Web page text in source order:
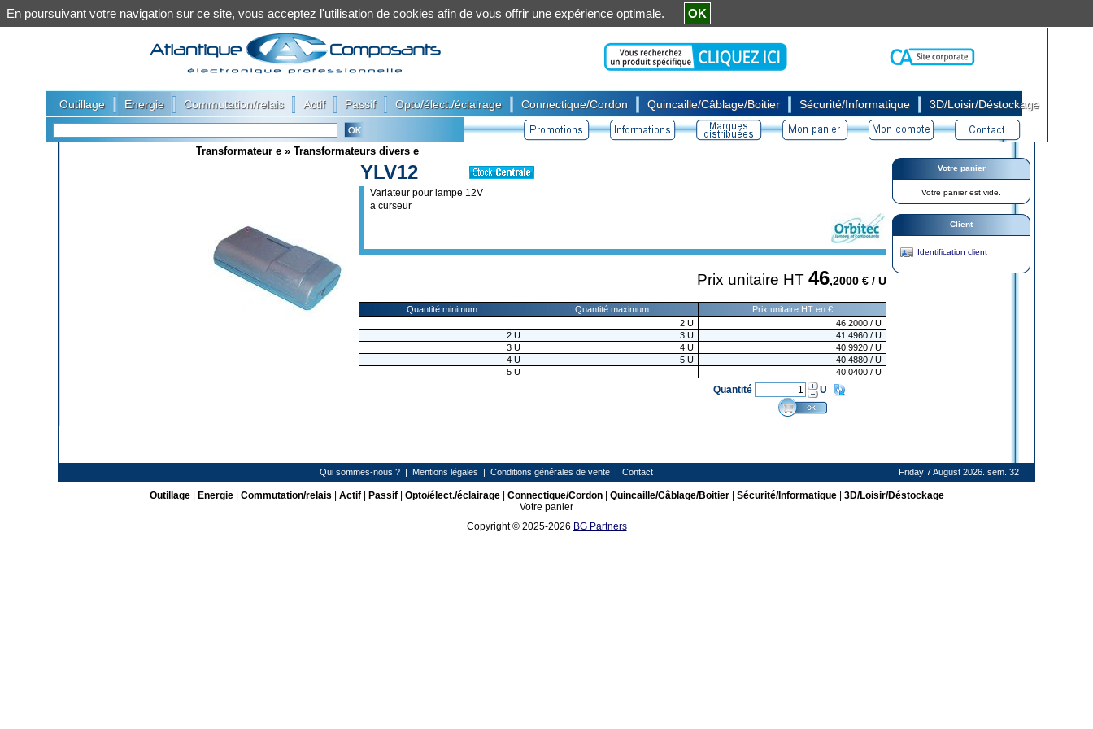
Outillage Energie Commutation/relais Actif Passif Opto/élect./éclairage Connectique/Cordon Quincaille/Câblage/Boitier Sécurité/Informatique 3D/Loisir/Déstockage
Transformateur e » Transformateurs divers e
YLV12
Variateur pour lampe 12V
a curseur
Prix unitaire HT 46,2000 € / U
Quantité minimum Quantité maximum
Prix unitaire HT en €
2 U 46,2000 / U
2 U 3 U 41,4960 / U
3 U 4 U 40,9920 / U
4 U 5 U 40,4880 / U
5 U 40,0400 / U
Quantité U
Votre panier
Votre panier est vide.
Client
Identification client
Qui sommes-nous ? | Mentions légales | Conditions générales de vente | Contact Friday 7 August 2026. sem. 32
Outillage| Energie| Commutation/relais Actif| Passif| Opto/élect./éclairage| Connectique/Cordon| Quincaille/Câblage/Boitier| Sécurité/Informatique| 3D/Loisir/Déstockage
Votre panier
Copyright © 2025-2026 BG Partners
En poursuivant votre navigation sur ce site, vous acceptez l'utilisation de cookies afin de vous offrir une expérience optimale. OK